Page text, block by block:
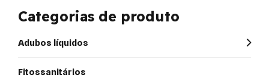
Categorias de produto
Adubos líquidos
Fitossanitários